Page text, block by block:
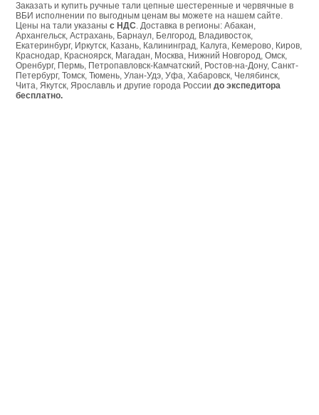
Заказать и купить ручные тали цепные шестеренные и червячные в
ВБИ исполнении по выгодным ценам вы можете на нашем сайте.
Цены на тали указаны с НДС. Доставка в регионы: Абакан,
Архангельск, Астрахань, Барнаул, Белгород, Владивосток,
Екатеринбург, Иркутск, Казань, Калининград, Калуга, Кемерово, Киров,
Краснодар, Красноярск, Магадан, Москва, Нижний Новгород, Омск,
Оренбург, Пермь, Петропавловск-Камчатский, Ростов-на-Дону, Санкт-
Петербург, Томск, Тюмень, Улан-Удэ, Уфа, Хабаровск, Челябинск,
Чита, Якутск, Ярославль и другие города России до экспедитора
бесплатно.